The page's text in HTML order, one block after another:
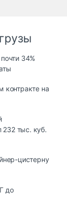
34%
контракте на
232 тыс. куб.
цистерну
до